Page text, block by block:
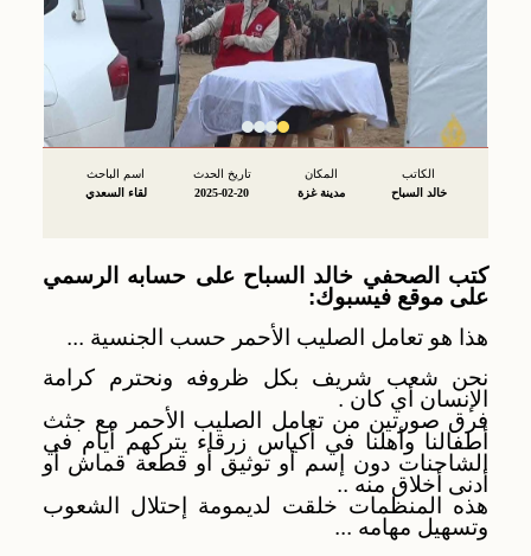
الكاتب
خالد السباح
المكان
مدينة غزة
تاريخ الحدث
2025-02-20
اسم الباحث
لقاء السعدي
كتب الصحفي خالد السباح على حسابه الرسمي
على موقع فيسبوك:
هذا هو تعامل الصليب الأحمر حسب الجنسية ...
نحن شعب شريف بكل ظروفه ونحترم كرامة
الإنسان أي كان .
فرق صورتين من تعامل الصليب الأحمر مع جثث
أطفالنا وأهلنا في أكياس زرقاء يتركهم أيام في
الشاحنات دون إسم أو توثيق أو قطعة قماش أو
أدنى أخلاق منه ..
هذه المنظمات خلقت لديمومة إحتلال الشعوب
وتسهيل مهامه ...